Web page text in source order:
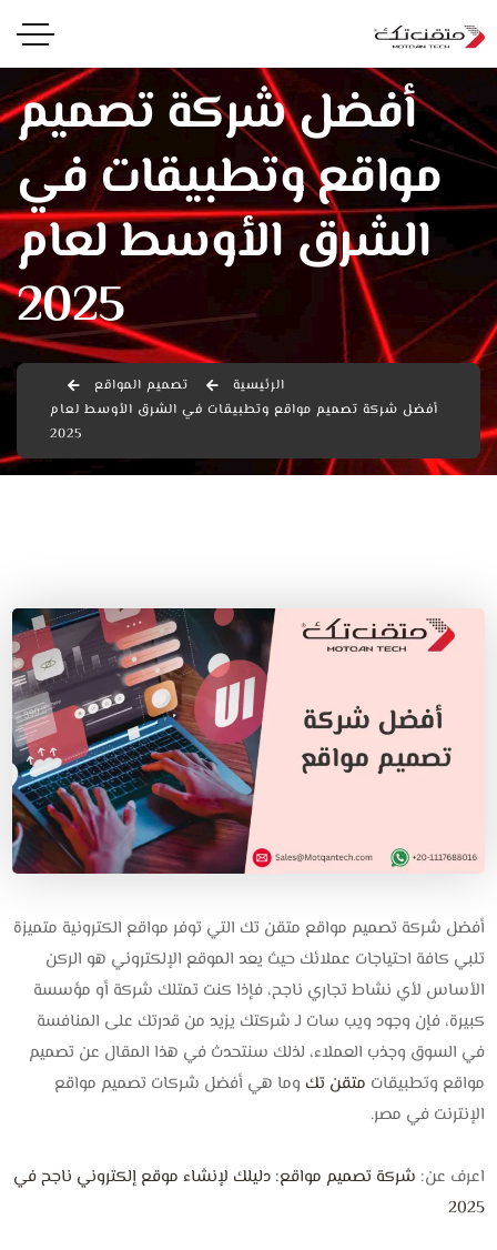
أفضل شركة تصميم
مواقع وتطبيقات في
الشرق الأوسط لعام
2025
الرئيسية
تصميم المواقع
أفضل شركة تصميم مواقع وتطبيقات في الشرق الأوسط لعام
2025
أفضل شركة تصميم مواقع متقن تك التي توفر مواقع الكترونية متميزة
تلبي كافة احتياجات عملائك حيث يعد الموقع الإلكتروني هو الركن
الأساس لأي نشاط تجاري ناجح، فإذا كنت تمتلك شركة أو مؤسسة
كبيرة، فإن وجود ويب سات لـ شركتك يزيد من قدرتك على المنافسة
في السوق وجذب العملاء، لذلك سنتحدث في هذا المقال عن تصميم
مواقع وتطبيقات متقن تك وما هي أفضل شركات تصميم مواقع
الإنترنت في مصر.
اعرف عن: شركة تصميم مواقع: دليلك لإنشاء موقع إلكتروني ناجح في
2025